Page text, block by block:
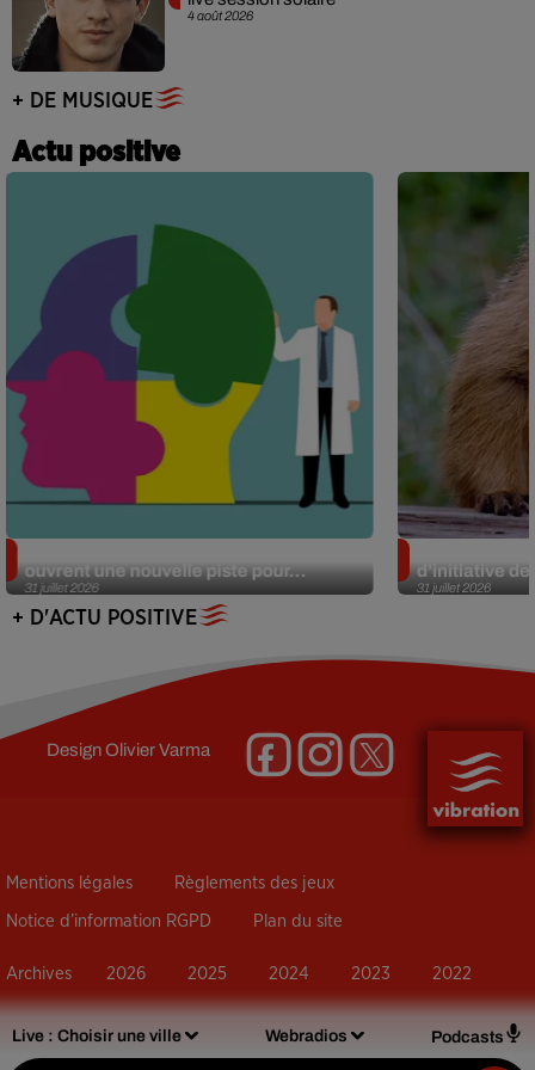
Live : Choisir une ville Webradios Podcasts
4 août 2026
+ DE MUSIQUE
Actu positive
31 juillet 2026
ouvrent une nouvelle piste pour...
31 juillet 2026
d’initiative
+ D'ACTU POSITIVE
DesignOlivier Varma
Mentions légales Règlements des jeux
Notice d’information RGPD Plan du site
Archives 2026 2025 2024 2023 2022